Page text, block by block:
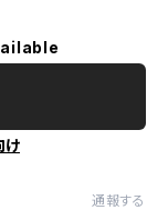
け
通報する